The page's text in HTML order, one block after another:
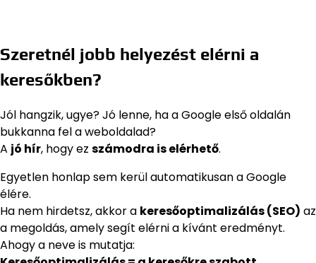
Szeretnél jobb helyezést elérni a
keresőkben?
Jól hangzik, ugye? Jó lenne, ha a Google első oldalán
bukkanna fel a weboldalad?
A jó hír, hogy ez számodra is elérhető.
Egyetlen honlap sem kerül automatikusan a Google
élére.
Ha nem hirdetsz, akkor a keresőoptimalizálás (SEO) az
a megoldás, amely segít elérni a kívánt eredményt.
Ahogy a neve is mutatja: